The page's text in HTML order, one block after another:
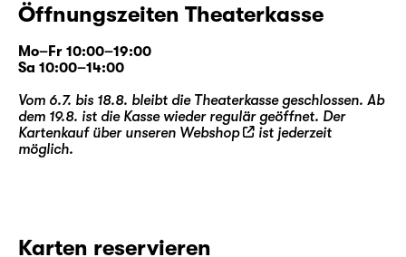
Öffnungszeiten Theaterkasse
Mo–Fr 10:00–19:00
Sa 10:00–14:00
Vom 6.7. bis 18.8. bleibt die Theaterkasse geschlossen. Ab
dem 19.8. ist die Kasse wieder regulär geöffnet. Der
Kartenkauf über unseren Webshop
ist jederzeit
möglich.
Karten reservieren